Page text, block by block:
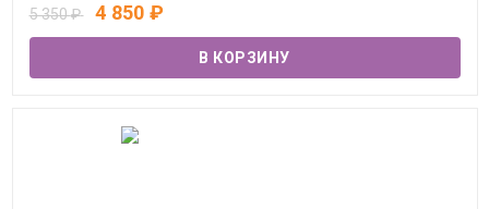
5 350₽ 4 850 ₽